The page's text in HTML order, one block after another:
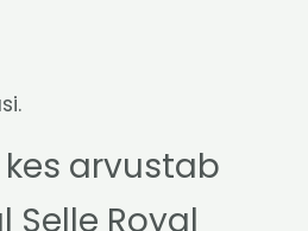
arvustab
Selle Royal